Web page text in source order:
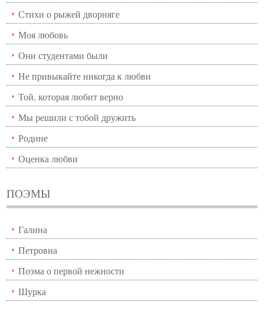
Стихи о рыжей дворняге
Моя любовь
Они студентами были
Не привыкайте никогда к любви
Той, которая любит верно
Мы решили с тобой дружить
Родине
Оценка любви
ПОЭМЫ
Галина
Петровна
Поэма о первой нежности
Шурка